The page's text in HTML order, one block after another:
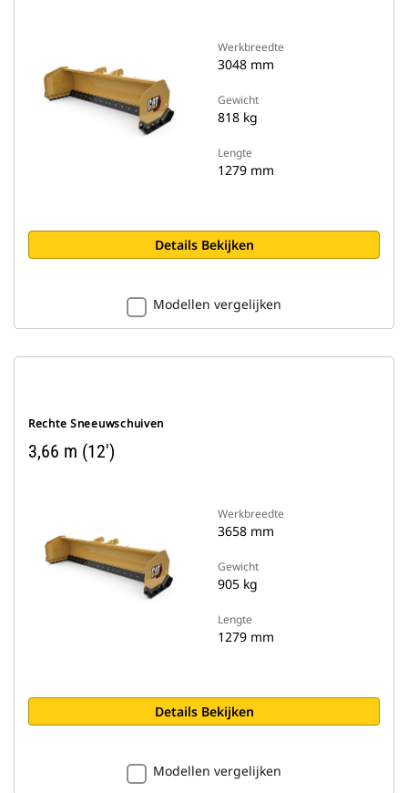
Werkbreedte
3048 mm
Gewicht
818 kg
Lengte
1279 mm
Details Bekijken
Modellen vergelijken
Rechte Sneeuwschuiven
3,66 m (12')
Werkbreedte
3658 mm
Gewicht
905 kg
Lengte
1279 mm
Details Bekijken
Modellen vergelijken